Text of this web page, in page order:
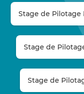
Stage de Pilotage
Stage de
Stage de